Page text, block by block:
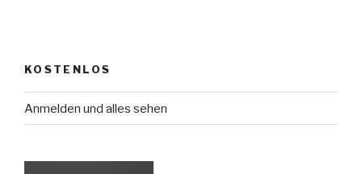
KOSTENLOS
Anmelden und alles sehen